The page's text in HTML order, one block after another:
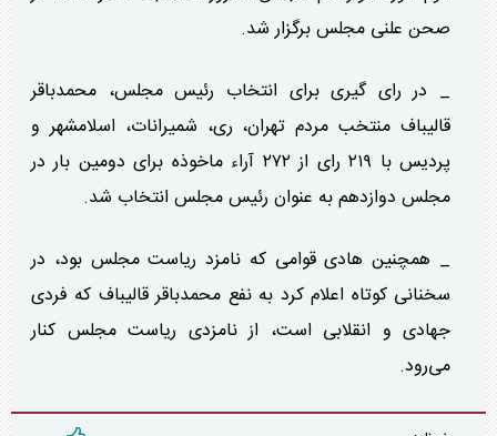
صحن علنی مجلس برگزار شد.
_ در رای گیری برای انتخاب رئیس مجلس، محمدباقر
قالیباف منتخب مردم تهران، ری، شمیرانات، اسلامشهر و
پردیس با ۲۱۹ رای از ۲۷۲ آراء ماخوذه برای دومین بار در
مجلس دوازدهم به عنوان رئیس مجلس انتخاب شد.
_ همچنین هادی قوامی که نامزد ریاست مجلس بود، در
سخنانی کوتاه اعلام کرد به نفع محمدباقر قالیباف که فردی
جهادی و انقلابی است، از نامزدی ریاست مجلس کنار
می‌رود.